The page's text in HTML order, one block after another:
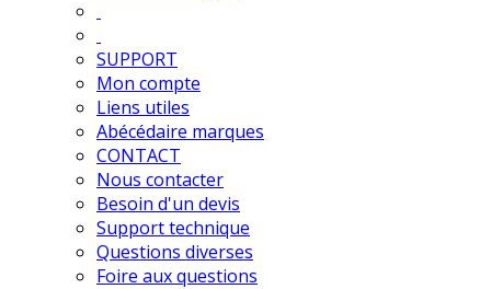
SUPPORT
Mon compte
Liens utiles
Abécédaire marques
CONTACT
Nous contacter
Besoin d'un devis
Support technique
Questions diverses
Foire aux questions